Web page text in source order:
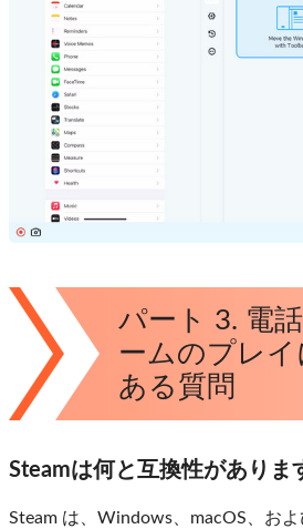
パート 3. 電
ームのプレイ
ある質問
Steamは何と互換性がありま
Steam は、Windows、macOS、お